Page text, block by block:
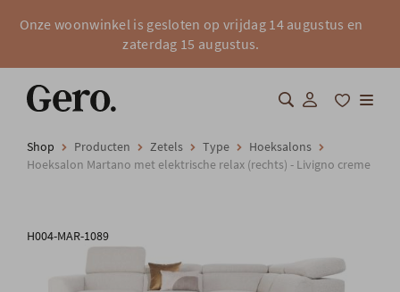
Onze woonwinkel is gesloten op vrijdag 14 augustus en
zaterdag 15 augustus.
Shop
Inspiratie
Shop Producten Zetels Type
Hoeksalons
Hoeksalon Martano met elektrische relax (rechts) - Livigno creme
H004-MAR-1089